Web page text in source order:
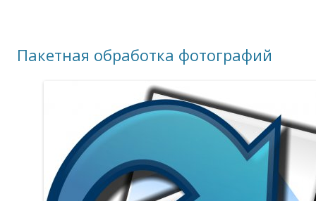
Пакетная обработка фотографий